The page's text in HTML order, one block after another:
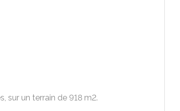
sur un terrain de 918 m2.